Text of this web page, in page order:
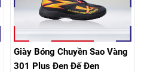
Giày Bóng Chuyền Sao Vàng
301 Plus Đen Đế Đen